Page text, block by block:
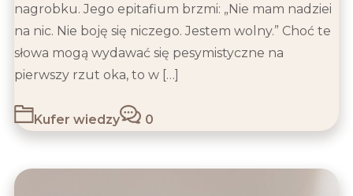
nagrobku. Jego epitafium brzmi: „Nie mam nadziei
na nic. Nie boję się niczego. Jestem wolny.” Choć te
słowa mogą wydawać się pesymistyczne na
pierwszy rzut oka, to w […]
Kufer wiedzy 0